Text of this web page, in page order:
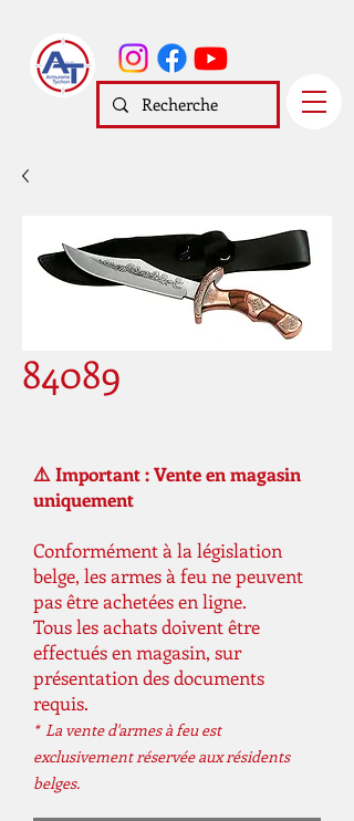
84089
⚠️ Important : Vente en magasin
uniquement
Conformément à la législation
belge, les armes à feu ne peuvent
pas être achetées en ligne.
Tous les achats doivent être
effectués en magasin, sur
présentation des documents
requis.
* La vente d'armes à feu est
exclusivement réservée aux résidents
belges.